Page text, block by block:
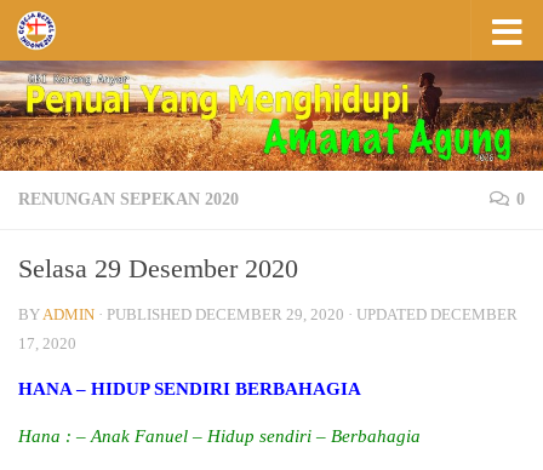
Skip to content
RENUNGAN SEPEKAN 2020 0
Selasa 29 Desember 2020
BYADMIN · PUBLISHED DECEMBER 29, 2020 · UPDATED DECEMBER
17, 2020
HANA – HIDUP SENDIRI BERBAHAGIA
Hana : – Anak Fanuel – Hidup sendiri – Berbahagia